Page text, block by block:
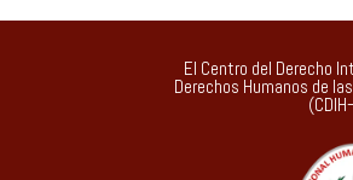
El Centro del Derecho
Derechos Humanos de